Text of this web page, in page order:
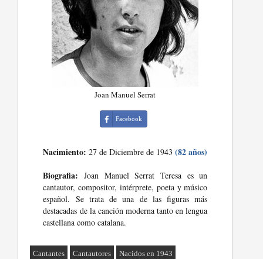
Joan Manuel Serrat
Facebook
Nacimiento: 27 de Diciembre de 1943(82 años)
Biografia: Joan Manuel Serrat Teresa es un
cantautor, compositor, intérprete, poeta y músico
español. Se trata de una de las figuras más
destacadas de la canción moderna tanto en lengua
castellana como catalana.
Cantantes Cantautores Nacidos en 1943